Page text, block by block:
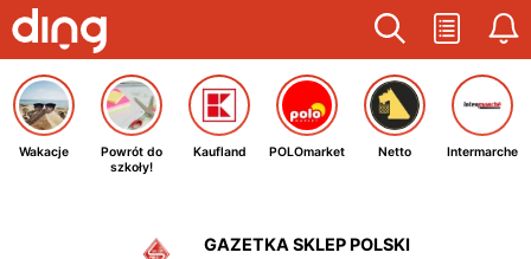
Wakacje
Powrót do
szkoły!
Kaufland POLOmarket Netto Intermarche
GAZETKA SKLEP POLSKI